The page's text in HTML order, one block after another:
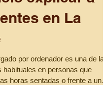
trapecio
por
Esto es lo
explicar a